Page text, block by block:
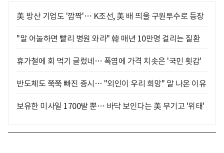
美 방산 기업도 '깜짝'… K조선, 美 배 띄울 구원투수로 등장
"말 어눌하면 빨리 병원 와라" 韓 매년 10만명 걸리는 질환
휴가철에 회 먹기 글렀네… 폭염에 가격 치솟은 '국민 횟감'
반도체도 쭉쭉 빠진 증시… "외인이 우리 희망" 말 나온 이유
보유한 미사일 1700발 뿐… 바닥 보인다는 美 무기고 '위태'